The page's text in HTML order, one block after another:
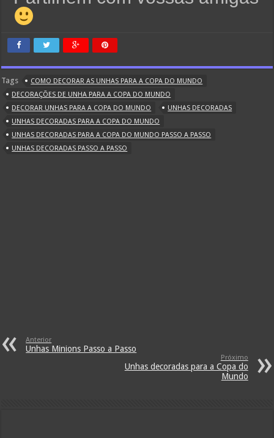
Tags
COMO DECORAR AS UNHAS PARA A COPA DO MUNDO
DECORAÇÕES DE UNHA PARA A COPA DO MUNDO
DECORAR UNHAS PARA A COPA DO MUNDO
UNHAS DECORADAS
UNHAS DECORADAS PARA A COPA DO MUNDO
UNHAS DECORADAS PARA A COPA DO MUNDO PASSO A PASSO
UNHAS DECORADAS PASSO A PASSO
Anterior
Unhas Minions Passo a Passo
Próximo
Unhas decoradas para a Copa do
Mundo